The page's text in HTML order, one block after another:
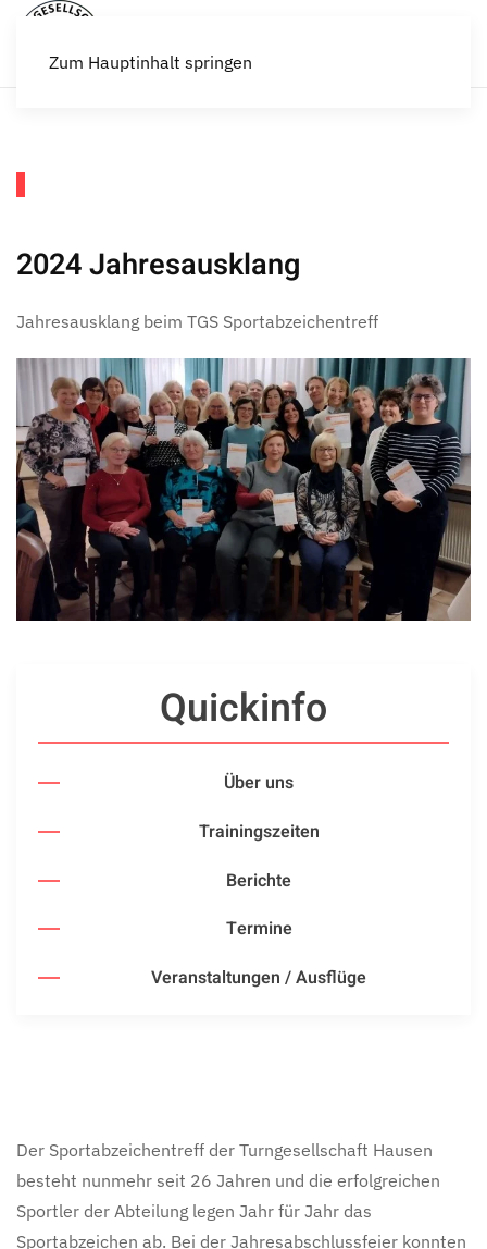
Zum Hauptinhalt springen
2024 Jahresausklang
Jahresausklang beim TGS Sportabzeichentreff
Quickinfo
Über uns
Trainingszeiten
Berichte
Termine
Veranstaltungen / Ausflüge
Der Sportabzeichentreff der Turngesellschaft Hausen
besteht nunmehr seit 26 Jahren und die erfolgreichen
Sportler der Abteilung legen Jahr für Jahr das
Sportabzeichen ab. Bei der Jahresabschlussfeier konnten